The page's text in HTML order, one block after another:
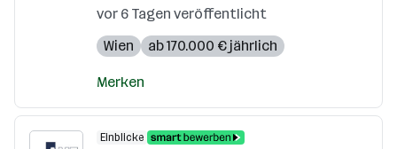
vor 6 Tagen veröffentlicht
Wien
ab 170.000 € jährlich
Merken
Einblicke